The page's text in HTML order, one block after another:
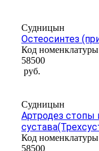
Судницын
Остеосинтез
Код
58500
руб.
Судницын
Артродез стопы
Код
58500